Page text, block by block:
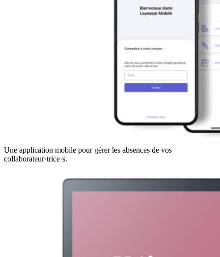
Une application mobile pour gérer les absences de vos
collaborateur·trice·s.